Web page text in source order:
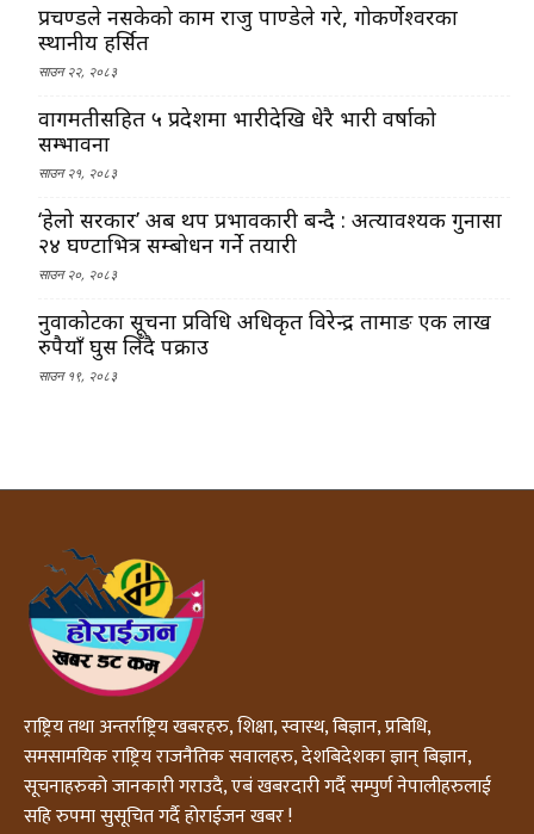
प्रचण्डले नसकेको काम राजु पाण्डेले गरे, गोकर्णेश्वरका
स्थानीय हर्सित
साउन २२, २०८३
वागमतीसहित ५ प्रदेशमा भारीदेखि धेरै भारी वर्षाको
सम्भावना
साउन २१, २०८३
‘हेलो सरकार’ अब थप प्रभावकारी बन्दै : अत्यावश्यक गुनासा
२४ घण्टाभित्र सम्बोधन गर्ने तयारी
साउन २०, २०८३
नुवाकोटका सूचना प्रविधि अधिकृत विरेन्द्र तामाङ एक लाख
रुपैयाँ घुस लिँदै पक्राउ
साउन १९, २०८३
राष्ट्रिय तथा अन्तर्राष्ट्रिय खबरहरु, शिक्षा, स्वास्थ, बिज्ञान, प्रबिधि,
समसामयिक राष्ट्रिय राजनैतिक सवालहरु, देशबिदेशका ज्ञान् बिज्ञान,
सूचनाहरुको जानकारी गराउदै, एबं खबरदारी गर्दै सम्पुर्ण नेपालीहरुलाई
सहि रुपमा सुसूचित गर्दै होराईजन खबर !